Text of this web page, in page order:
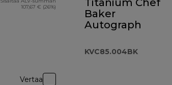
107,67 € (26%)
Vertaa
Titanium Chef
Baker
Autograph
KVC85.004BK